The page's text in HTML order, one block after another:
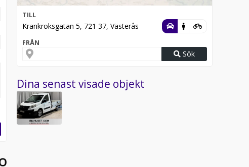
TILL
Krankroksgatan 5, 721 37, Västerås
FRÅN
Sök
Dina senast visade objekt